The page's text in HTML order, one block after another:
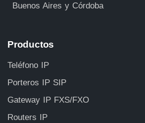
Buenos Aires y Córdoba
Productos
Teléfono IP
Porteros IP SIP
Gateway IP FXS/FXO
Routers IP